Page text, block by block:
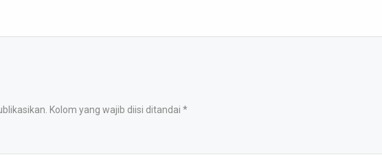
Kolom yang wajib diisi ditandai *